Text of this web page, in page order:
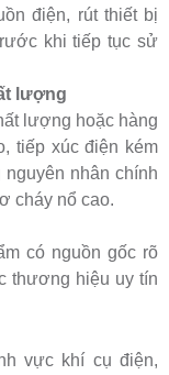
điện, rút thiết bị
khi tiếp tục sử
lượng
lượng hoặc hàng
tiếp xúc điện kém
nhân chính
cháy nổ cao.
có nguồn gốc rõ
thương hiệu uy tín
vực khí cụ điện,